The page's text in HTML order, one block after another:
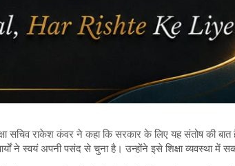
सचिव राकेश कंवर ने कहा कि सरकार के लिए यह संतोष की बात
ने स्वयं अपनी पसंद से चुना है। उन्होंने इसे शिक्षा व्यवस्था में